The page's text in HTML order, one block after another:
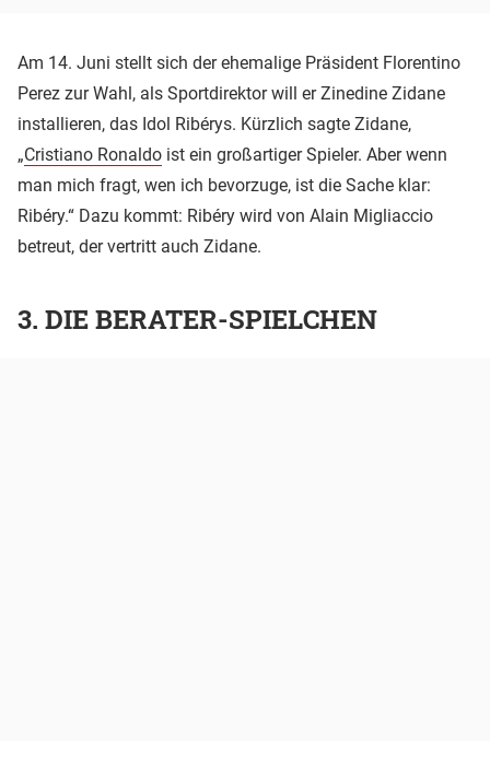
Am 14. Juni stellt sich der ehemalige Präsident Florentino
Perez zur Wahl, als Sportdirektor will er Zinedine Zidane
installieren, das Idol Ribérys. Kürzlich sagte Zidane,
„Cristiano Ronaldo ist ein großartiger Spieler. Aber wenn
man mich fragt, wen ich bevorzuge, ist die Sache klar:
Ribéry.“ Dazu kommt: Ribéry wird von Alain Migliaccio
betreut, der vertritt auch Zidane.
3. DIE BERATER-SPIELCHEN